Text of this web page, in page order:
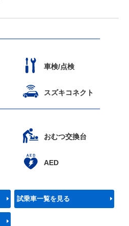
車検/点検
スズキコネクト
おむつ交換台
AED
試乗車一覧を見る